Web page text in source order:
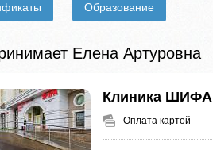
Образование
Елена Артуровна
Клиника ШИФА
Оплата картой